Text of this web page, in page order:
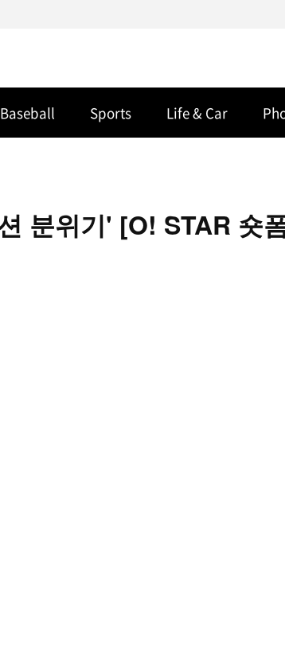
Baseball Sports Life & Car
분위기' [O! STAR 숏